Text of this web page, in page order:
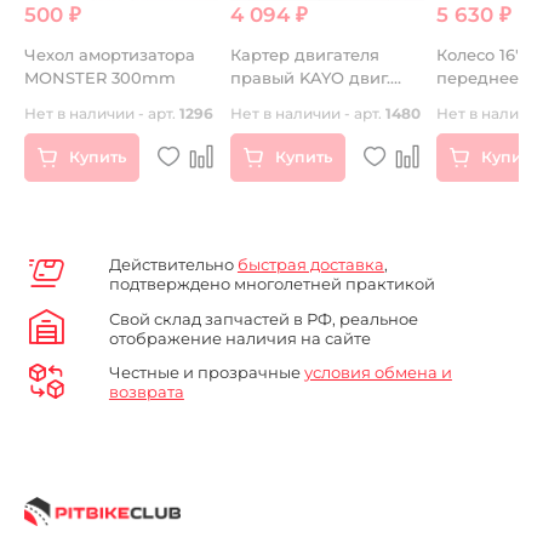
500 ₽
Чехол амортизатора
MONSTER 300mm
Нет в наличии - арт. 1296
Купить
4 094 ₽
Картер двигателя
правый KAYO двиг.
CN
Нет в наличии - арт. 1480
Купить
5 630 ₽
Колесо 16"
переднее в
покрышка
диск) KAYO
Нет в
Купить
Действительно быстрая доставка,
подтверждено многолетней практикой
Свой склад запчастей в РФ, реальное
отображение наличия на сайте
Честные и прозрачныеусловия обмена и
возврата